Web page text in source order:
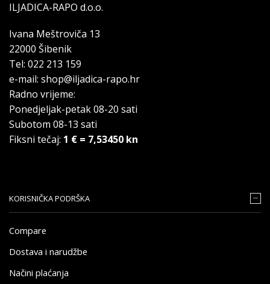
ILJADICA-RAPO d.o.o.
Ivana Meštroviča 13
22000 Šibenik
Tel: 022 213 159
e-mail: shop@iljadica-rapo.hr
Radno vrijeme:
Ponedjeljak-petak 08-20 sati
Subotom 08-13 sati
Fiksni tečaj: 1 € = 7,53450 kn
KORISNIČKA PODRŠKA
Compare
Dostava i narudžbe
Načini plaćanja